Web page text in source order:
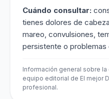
Cuándo consultar:
tienes dolores de
mareo, convulsiones,
persistente o problemas
Información general sobre
equipo editorial de El mejor
profesional.